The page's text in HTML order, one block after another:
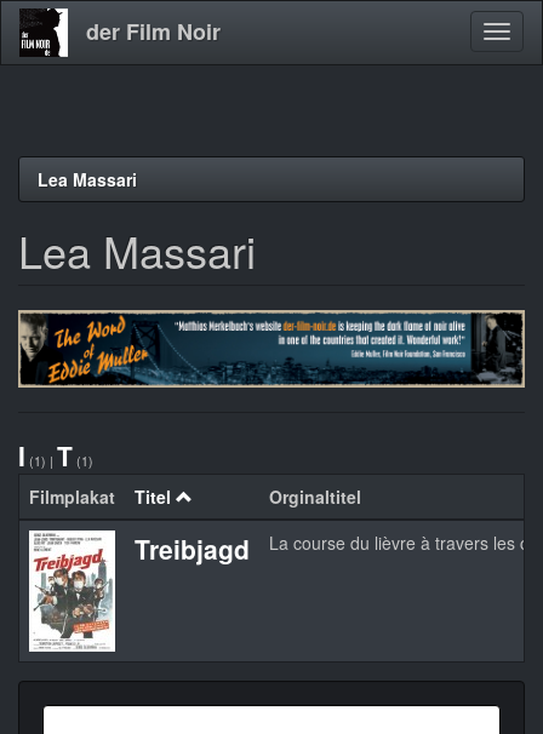
Direkt
der Film Noir
Lea Massari
Lea Massari
I (1) | T (1)
Filmplakat Titel Orginaltitel
Treibjagd La course du lièvre à travers les